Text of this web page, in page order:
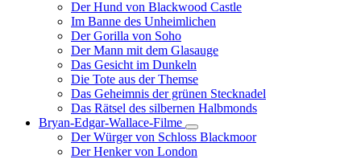
Der Hund von Blackwood Castle
Im Banne des Unheimlichen
Der Gorilla von Soho
Der Mann mit dem Glasauge
Das Gesicht im Dunkeln
Die Tote aus der Themse
Das Geheimnis der grünen Stecknadel
Das Rätsel des silbernen Halbmonds
Bryan-Edgar-Wallace-Filme
Unternavigation
von
Der Würger von Schloss Blackmoor
Der Henker von London